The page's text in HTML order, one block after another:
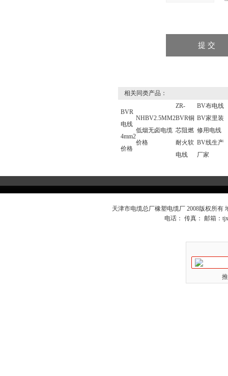
相关同类产品：
BVR
电线
4mm2
价格
NHBV2.5MM2
低烟无卤电缆
价格
ZR-
BVR铜
芯阻燃
耐火软
电线
BV布电线
BV家里装
修用电线
BV线生产
厂家
天津市电缆总厂橡塑电缆厂 2008版权所
电话： 传真： 邮箱：